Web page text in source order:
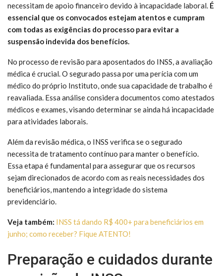
necessitam de apoio financeiro devido à incapacidade laboral. É
essencial que os convocados estejam atentos e cumpram
com todas as exigências do processo para evitar a
suspensão indevida dos benefícios.
No processo de revisão para aposentados do INSS, a avaliação
médica é crucial. O segurado passa por uma perícia com um
médico do próprio Instituto, onde sua capacidade de trabalho é
reavaliada. Essa análise considera documentos como atestados
médicos e exames, visando determinar se ainda há incapacidade
para atividades laborais.
Além da revisão médica, o INSS verifica se o segurado
necessita de tratamento contínuo para manter o benefício.
Essa etapa é fundamental para assegurar que os recursos
sejam direcionados de acordo com as reais necessidades dos
beneficiários, mantendo a integridade do sistema
previdenciário.
Veja também: INSS tá dando R$ 400+ para beneficiários em
junho; como receber? Fique ATENTO!
Preparação e cuidados durante